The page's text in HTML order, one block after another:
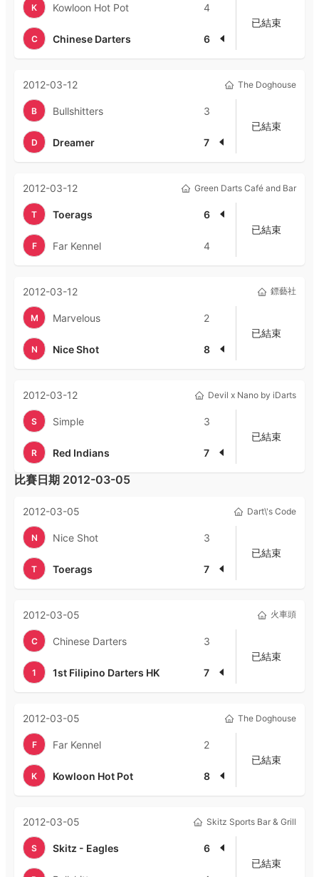
K Kowloon Hot Pot 4
C Chinese Darters 6
已結束
2012-03-12 The Doghouse
B Bullshitters 3
D Dreamer 7
已結束
2012-03-12 Green Darts Café and Bar
T Toerags 6
F Far Kennel 4
已結束
2012-03-12 鏢藝社
M Marvelous 2
N Nice Shot 8
已結束
2012-03-12 Devil x Nano by iDarts
S Simple 3
R Red Indians 7
已結束
比賽日期 2012-03-05
2012-03-05 Dart\'s Code
N Nice Shot 3
T Toerags 7
已結束
2012-03-05 火車頭
C Chinese Darters 3
1 1st Filipino Darters HK 7
已結束
2012-03-05 The Doghouse
F Far Kennel 2
K Kowloon Hot Pot 8
已結束
2012-03-05 Skitz Sports Bar & Grill
S Skitz - Eagles 6
已結束